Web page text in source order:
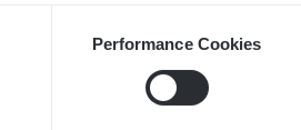
Performance Cookies